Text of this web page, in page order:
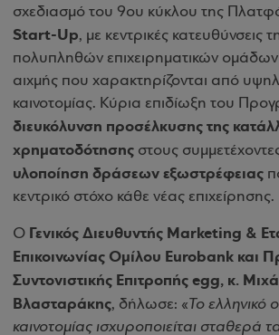
σχεδιασμό του 9ου κύκλου της
Start-Up, με κεντρικές κατευθύνσεις
πολυπληθών επιχειρηματικών
αιχμής που χαρακτηρίζονται από
καινοτομίας. Κύρια επιδίωξη του
διευκόλυνση προσέλκυσης της
χρηματοδότησης στους
υλοποίηση δράσεων εξωστρέφειας
κεντρικό στόχο κάθε νέας επιχείρησης.
Ο Γενικός Διευθυντής Marketing &
Επικοινωνίας Ομίλου Eurobank και
Συντονιστικής Επιτροπής egg, κ.
Βλασταράκης, δήλωσε: «Το ελληνικό
καινοτομίας ισχυροποιείται σταθερά